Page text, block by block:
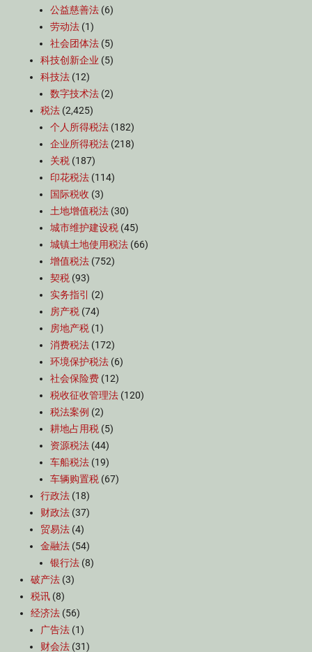
公益慈善法 (6)
劳动法 (1)
社会团体法 (5)
科技创新企业 (5)
科技法 (12)
数字技术法 (2)
税法 (2,425)
个人所得税法 (182)
企业所得税法 (218)
关税 (187)
印花税法 (114)
国际税收 (3)
土地增值税法 (30)
城市维护建设税 (45)
城镇土地使用税法 (66)
增值税法 (752)
契税 (93)
实务指引
(2)
房产税 (74)
房地产税 (1)
消费税法 (172)
环境保护税法 (6)
社会保险费 (12)
税收征收管理法 (120)
税法案例 (2)
耕地占用税 (5)
资源税法 (44)
车船税法 (19)
车辆购置税 (67)
行政法 (18)
财政法 (37)
贸易法 (4)
金融法 (54)
银行法 (8)
破产法 (3)
税讯 (8)
经济法 (56)
广告法 (1)
财会法 (31)